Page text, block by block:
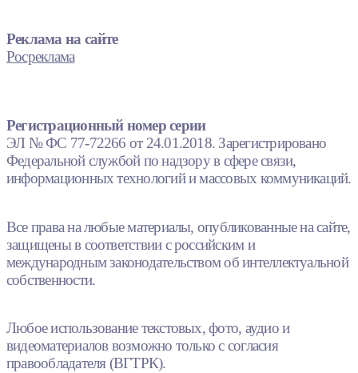
Реклама на сайте
Росреклама
Регистрационный номер серии
ЭЛ № ФС 77-72266 от 24.01.2018. Зарегистрировано
Федеральной службой по надзору в сфере связи,
информационных технологий и массовых коммуникаций.
Все права на любые материалы, опубликованные на сайте,
защищены в соответствии с российским и
международным законодательством об интеллектуальной
собственности.
Любое использование текстовых, фото, аудио и
видеоматериалов возможно только с согласия
правообладателя (ВГТРК).